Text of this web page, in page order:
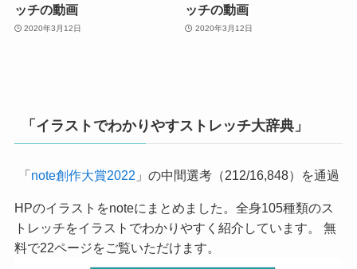
ッチの動画
2020年3月12日
ッチの動画
2020年3月12日
「イラストでわかりやすストレッチ大辞典」
「note創作大賞2022 」の中間選考（212/16,848）を通過
HPのイラストをnoteにまとめました。全身105種類のス
トレッチをイラストでわかりやすく紹介しています。 無
料で22ページをご覧いただけます。